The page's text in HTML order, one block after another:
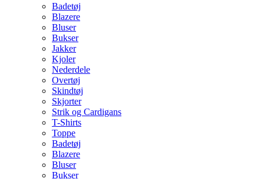
Badetøj
Blazere
Bluser
Bukser
Jakker
Kjoler
Nederdele
Overtøj
Skindtøj
Skjorter
Strik og Cardigans
T-Shirts
Toppe
Badetøj
Blazere
Bluser
Bukser